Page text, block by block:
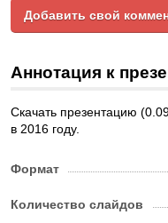
Добавить свой
Аннотация к
Скачать презентацию
в 2016 году.
Формат
Количество слайдов